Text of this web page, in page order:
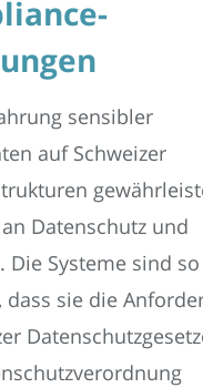
sensibler
auf Schweizer
Datenschutz und
Die Systeme sind so
sie die